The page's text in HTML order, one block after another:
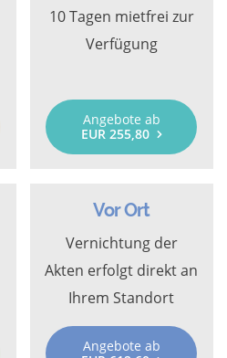
10 Tagen mietfrei zur
Verfügung
Angebote ab
EUR 255,80
Vor Ort
Vernichtung der
Akten erfolgt direkt an
Ihrem Standort
Angebote ab